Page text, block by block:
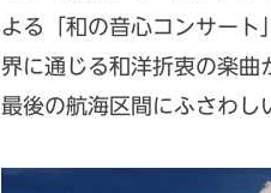
よる「和の音心コンサート
界に通じる和洋折衷の楽曲
最後の航海区間にふさわし